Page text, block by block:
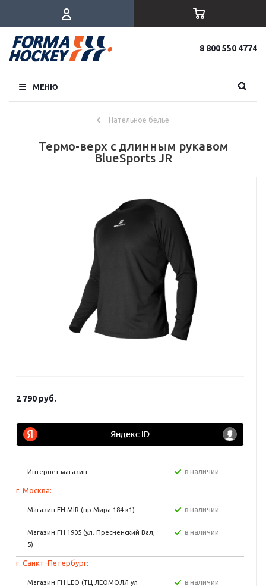
8 800 550 4774
МЕНЮ
Нательное белье
Термо-верх с длинным рукавом
BlueSports JR
2 790 руб.
Интернет-магазин в наличии
г. Москва:
Магазин FH MIR (пр Мира 184 к1) в наличии
Магазин FH 1905 (ул. Пресненский Вал,
5)
в наличии
г. Санкт-Петербург:
Магазин FH LEO (ТЦ ЛЕОМОЛЛ ул
в наличии